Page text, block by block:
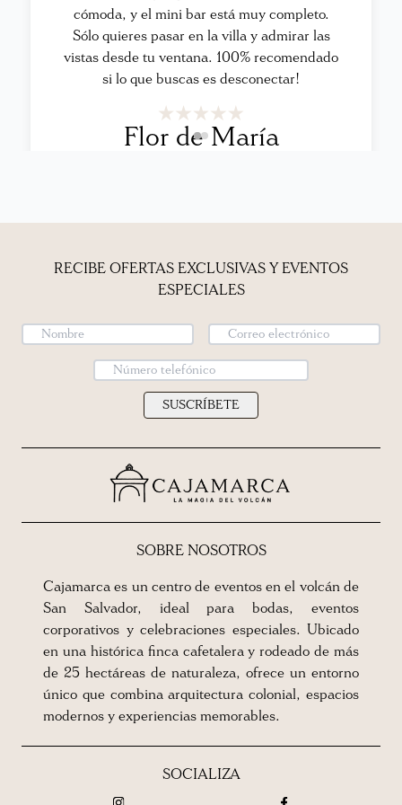
cómoda, y el mini bar está muy completo.
Sólo quieres pasar en la villa y admirar las
vistas desde tu ventana. 100% recomendado
si lo que buscas es desconectar!
Flor de María
de las villas es muy amable y te apoya en todo
lo que necesites. La villa es muy acogedora y
la tranquilidad que se respira es única"
Gilma de Ayala
RECIBE OFERTAS EXCLUSIVAS Y EVENTOS
ESPECIALES
SUSCRÍBETE
SOBRE NOSOTROS
Cajamarca es un centro de eventos en el volcán de
San Salvador, ideal para bodas, eventos
corporativos y celebraciones especiales. Ubicado
en una histórica finca cafetalera y rodeado de más
de 25 hectáreas de naturaleza, ofrece un entorno
único que combina arquitectura colonial, espacios
modernos y experiencias memorables.
SOCIALIZA